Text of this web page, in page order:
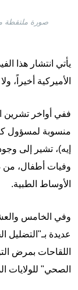
يأتي انتشار هذا
الأميركية
منسوبة لمسؤول
إيه)، تشير إلى
وفيات أطفال، من
الأوساط الطبية.
وفي الخامس
عديدة بـ"التضليل
اللقاحات بمرض
الصحي" للولايات